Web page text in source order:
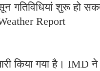
गतिविधियां शुरू हो
Report
किया गया है। IMD